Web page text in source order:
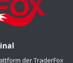
der TraderFox